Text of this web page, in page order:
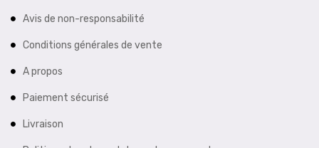
Avis de non-responsabilité
Conditions générales de vente
A propos
Paiement sécurisé
Livraison